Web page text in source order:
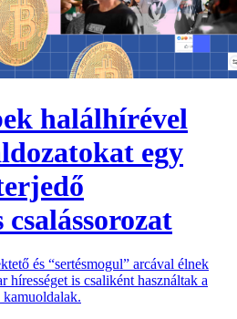
halálhírével
egy
és “sertésmogul” arcával élnek
hírességet is csaliként használtak a
kamuoldalak.